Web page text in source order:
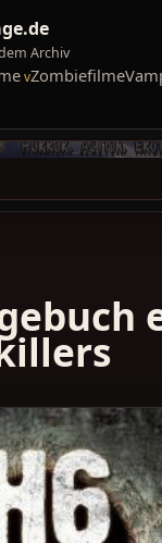
Archiv
Zombiefilme